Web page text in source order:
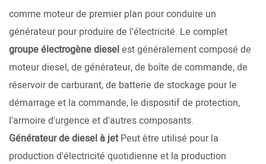
comme moteur de premier plan pour conduire un
générateur pour produire de l'électricité. Le complet
groupe électrogène dieselest généralement composé de
moteur diesel, de générateur, de boîte de commande, de
réservoir de carburant, de batterie de stockage pour le
démarrage et la commande, le dispositif de protection,
l'armoire d'urgence et d'autres composants.
Générateur de diesel à jetPeut être utilisé pour la
production d'électricité quotidienne et la production